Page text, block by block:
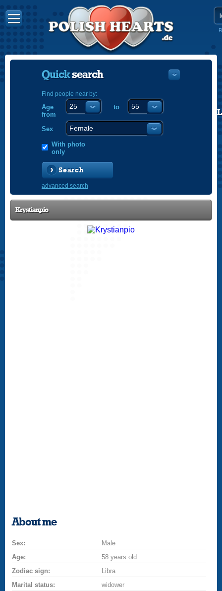
Quicksearch
Find people near by:
Age
from
to
Sex
With photo
only
Search
advanced search
Krystianpio
About me
Sex:
Male
Age:
58 years old
Zodiac sign:
Libra
Marital status:
widower